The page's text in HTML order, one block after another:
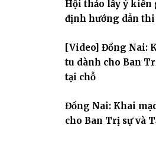
Hội thảo lấy ý kiến
định hướng dẫn
[Video] Đồng Nai:
tu dành cho Ban
tại chỗ
Đồng Nai: Khai
cho Ban Trị sự và